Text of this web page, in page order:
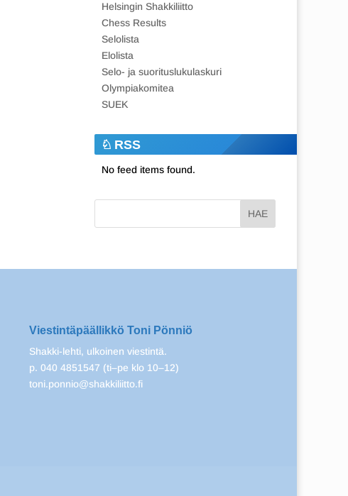
Helsingin Shakkiliitto
Chess Results
Selolista
Elolista
Selo- ja suorituslukulaskuri
Olympiakomitea
SUEK
RSS
No feed items found.
Viestintäpäällikkö Toni Pönniö
Shakki-lehti, ulkoinen viestintä.
p. 040 4851547 (ti–pe klo 10–12)
toni.ponnio@shakkiliitto.fi